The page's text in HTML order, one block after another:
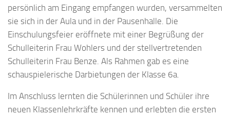
persönlich am Eingang empfangen wurden, versammelten
sie sich in der Aula und in der Pausenhalle. Die
Einschulungsfeier eröffnete mit einer Begrüßung der
Schulleiterin Frau Wohlers und der stellvertretenden
Schulleiterin Frau Benze. Als Rahmen gab es eine
schauspielerische Darbietungen der Klasse 6a.
Im Anschluss lernten die Schülerinnen und Schüler ihre
neuen Klassenlehrkräfte kennen und erlebten die ersten